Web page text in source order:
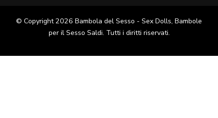
© Copyright 2026 Bambola del Sesso - Sex Dolls​, Bambole
per il Sesso Saldi. Tutti i diritti riservati.